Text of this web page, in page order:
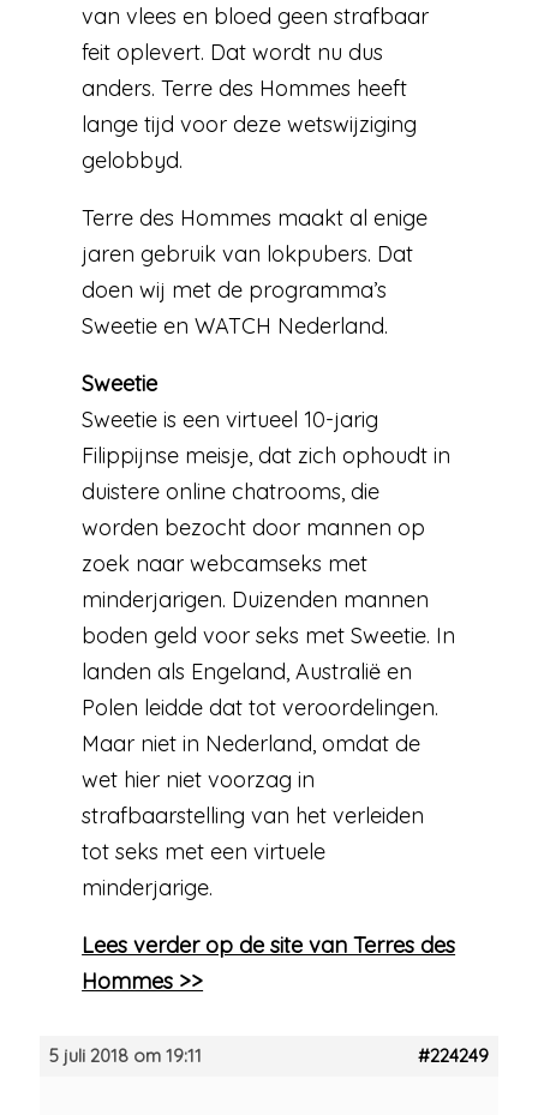
van vlees en bloed geen strafbaar
feit oplevert. Dat wordt nu dus
anders. Terre des Hommes heeft
lange tijd voor deze wetswijziging
gelobbyd.
Terre des Hommes maakt al enige
jaren gebruik van lokpubers. Dat
doen wij met de programma’s
Sweetie en WATCH Nederland.
Sweetie
Sweetie is een virtueel 10-jarig
Filippijnse meisje, dat zich ophoudt in
duistere online chatrooms, die
worden bezocht door mannen op
zoek naar webcamseks met
minderjarigen. Duizenden mannen
boden geld voor seks met Sweetie. In
landen als Engeland, Australië en
Polen leidde dat tot veroordelingen.
Maar niet in Nederland, omdat de
wet hier niet voorzag in
strafbaarstelling van het verleiden
tot seks met een virtuele
minderjarige.
Lees verder op de site van Terres des
Hommes >>
5 juli 2018 om 19:11 #224249